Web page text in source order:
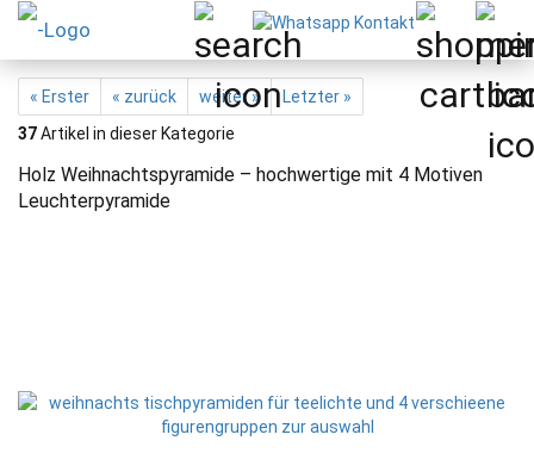
« Erster « zurück weiter »
Letzter »
37Artikel in dieser Kategorie
Holz Weihnachtspyramide – hochwertige mit 4 Motiven
Leuchterpyramide